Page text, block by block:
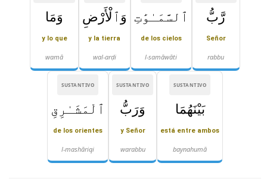
رَّبُّ
Señor
rabbu
ٱلسَّمَـٰوَٰتِ
de los cielos
l-samāwāti
وَٱلْأَرْضِ
y la tierra
wal-arḍi
وَمَا
y lo que
wamā
SUSTANTIVO
بَيْنَهُمَا
está entre ambos
baynahumā
SUSTANTIVO
وَرَبُّ
y Señor
warabbu
SUSTANTIVO
ٱلْمَشَـٰرِقِ
de los orientes
l-mashāriqi